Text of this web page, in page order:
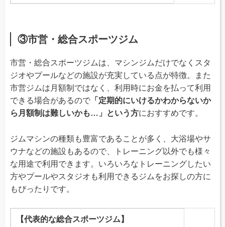
③市営・総合スポーツジム
市営・総合スポーツジムは、マシンジムだけでなくスタ
ジオやプールなどの施設が充実している点が特徴。また
市営ジムは月額制ではなく、利用時にお金を払って利用
できる場合があるので 「定期的にいけるかわからないか
ら月額制は難しいかも…」という方におすすめです。
ジムマシンの種類も豊富であることが多く、大浴場やサ
ウナなどの施設もあるので、トレーニング以外でも様々
な用途で利用できます。いろいろなトレーニングしたい
方やプールやスタジオも利用できるジムをお探しの方に
もぴったりです。
【代表的な総合スポーツジム】